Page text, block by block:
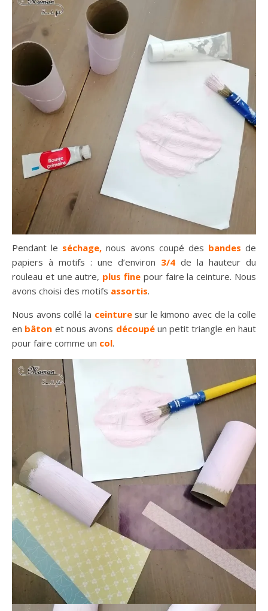
Pendant le séchage, nous avons coupé des bandes de
papiers à motifs : une d’environ 3/4 de la hauteur du
rouleau et une autre, plus fine pour faire la ceinture. Nous
avons choisi des motifs assortis.
Nous avons collé la ceinture sur le kimono avec de la colle
en bâton et nous avons découpé un petit triangle en haut
pour faire comme un col.